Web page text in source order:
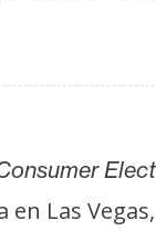
Las Vegas,